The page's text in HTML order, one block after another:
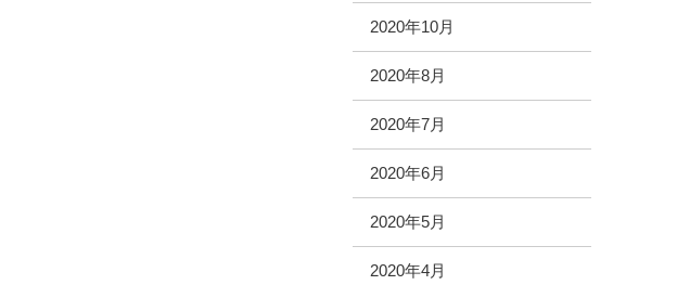
2020年10月
2020年8月
2020年7月
2020年6月
2020年5月
2020年4月